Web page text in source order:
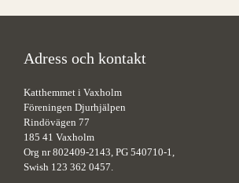
Adress och kontakt
Katthemmet i Vaxholm
Föreningen Djurhjälpen
Rindövägen 77
185 41 Vaxholm
Org nr 802409-2143, PG 540710-1,
Swish 123 362 0457.